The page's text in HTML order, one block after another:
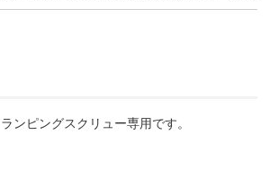
ンピングスクリュー専用です。